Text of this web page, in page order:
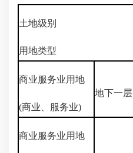
土地级别
用地类型
商业服务业用地
(商业、服务业)
地下一层
商业服务业用地